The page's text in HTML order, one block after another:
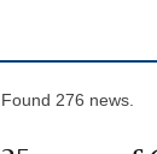
Found 276 news.